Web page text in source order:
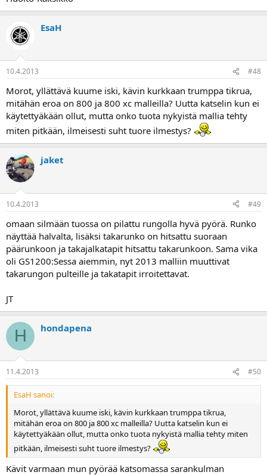
EsaH
10.4.2013 #48
Morot, yllättävä kuume iski, kävin kurkkaan trumppa tikrua,
mitähän eroa on 800 ja 800 xc malleilla? Uutta katselin kun ei
käytettyäkään ollut, mutta onko tuota nykyistä mallia tehty
miten pitkään, ilmeisesti suht tuore ilmestys?
jaket
10.4.2013 #49
omaan silmään tuossa on pilattu rungolla hyvä pyörä. Runko
näyttää halvalta, lisäksi takarunko on hitsattu suoraan
päärunkoon ja takajalkatapit hitsattu takarunkoon. Sama vika
oli GS1200:Sessa aiemmin, nyt 2013 malliin muuttivat
takarungon pulteille ja takatapit irroitettavat.
JT
H hondapena
11.4.2013 #50
EsaH sanoi:
Morot, yllättävä kuume iski, kävin kurkkaan trumppa tikrua,
mitähän eroa on 800 ja 800 xc malleilla? Uutta katselin kun ei
käytettyäkään ollut, mutta onko tuota nykyistä mallia tehty miten
pitkään, ilmeisesti suht tuore ilmestys?
Kävit varmaan mun pyörää katsomassa sarankulman